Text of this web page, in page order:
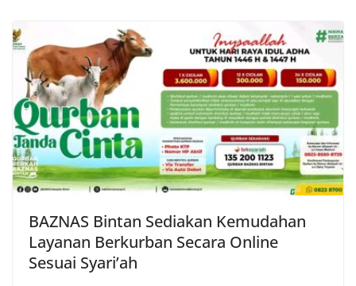
BAZNAS Bintan Sediakan Kemudahan
Layanan Berkurban Secara Online
Sesuai Syari’ah